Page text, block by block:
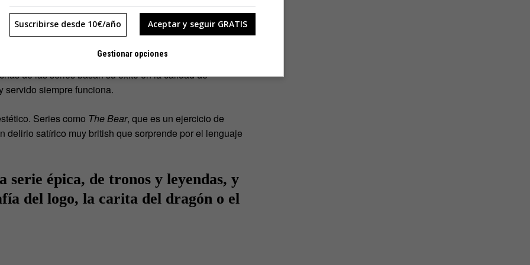
así de simple.
de las series basan su éxito en la calidad de
servido siempre funciona.
Series como The Bear, que es un ejercicio de
delirio satírico muy british que sorprende por el lenguaje
épica, de tronos y leyendas, y
del logo, la carita del dragón o el
Aceptar y seguir GRATIS
Suscribirse desde 10€/año
Gestionar opciones